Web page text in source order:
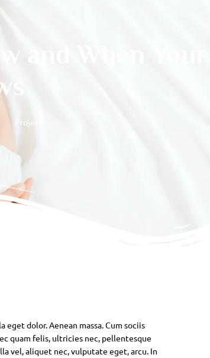
and When Your
Project
dolor. Aenean massa. Cum sociis
quam felis, ultricies nec, pellentesque
vel, aliquet nec, vulputate eget, arcu. In